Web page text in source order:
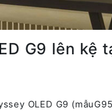
G9 lên kệ
OLED G9